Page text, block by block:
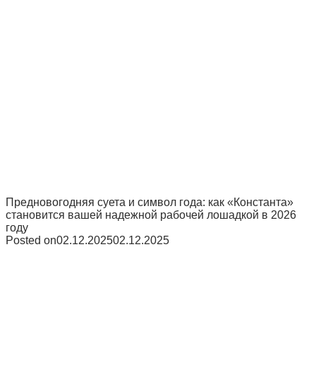
Предновогодняя суета и символ года: как «Константа»
становится вашей надежной рабочей лошадкой в 2026
году
Posted on02.12.202502.12.2025